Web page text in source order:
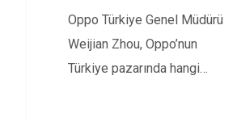
Oppo Türkiye Genel Müdürü
Weijian Zhou, Oppo’nun
Türkiye pazarında hangi